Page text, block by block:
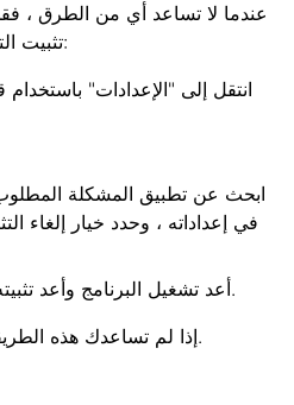
عندما لا تساعد أي من الطرق ،
تثبيت التطبيق بعد إلغاء تثبيته بالكامل:
انتقل إلى "الإعدادات"
ابحث عن تطبيق المشكلة
في إعداداته ، وحدد خيار إلغاء
أعد تشغيل البرنامج وأعد تثبيته من مصدر تم التحقق منه.
إذا لم تساعدك هذه الطريقة ، فاستخدم الطريقة التالية.